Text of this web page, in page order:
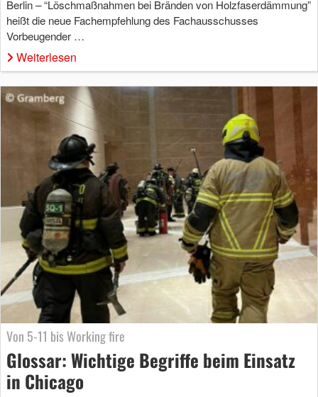
Berlin – “Löschmaßnahmen bei Bränden von Holzfaserdämmung”
heißt die neue Fachempfehlung des Fachausschusses
Vorbeugender …
Weiterlesen
Von 5-11 bis Working fire
Glossar: Wichtige Begriffe beim Einsatz
in Chicago